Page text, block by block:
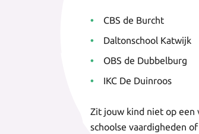
CBS de Burcht
Daltonschool Katwijk
OBS de Dubbelburg
IKC De Duinroos
Zit jouw kind niet op een
schoolse vaardigheden